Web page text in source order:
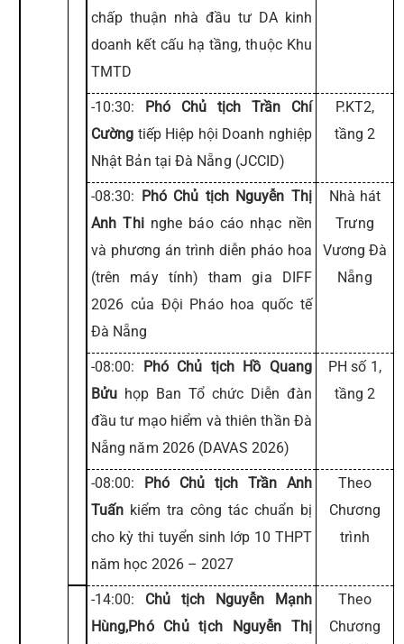
chấp thuận nhà đầu tư DA kinh
doanh kết cấu hạ tầng, thuộc Khu
TMTD
-10:30: Phó Chủ tịch Trần Chí
Cường tiếp Hiệp hội Doanh nghiệp
Nhật Bản tại Đà Nẵng (JCCID)
P.KT2,
tầng 2
-08:30: Phó Chủ tịch Nguyễn Thị
Anh Thinghe báo cáo nhạc nền
và phương án trình diễn pháo hoa
(trên máy tính) tham gia DIFF
2026 của Đội Pháo hoa quốc tế
Đà Nẵng
Nhà hát
Trưng
Vương Đà
Nẵng
-08:00: Phó Chủ tịch Hồ Quang
Bửu họp Ban Tổ chức Diễn đàn
đầu tư mạo hiểm và thiên thần Đà
Nẵng năm 2026 (DAVAS 2026)
PH số 1,
tầng 2
-08:00: Phó Chủ tịch Trần Anh
Tuấn kiểm tra công tác chuẩn bị
cho kỳ thi tuyển sinh lớp 10 THPT
năm học 2026 – 2027
Theo
Chương
trình
-14:00: Chủ tịch Nguyễn Mạnh
Hùng,Phó Chủ tịch Nguyễn Thị
Theo
Chương